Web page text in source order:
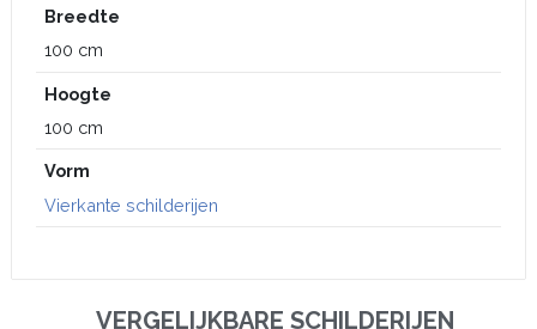
Breedte
100 cm
Hoogte
100 cm
Vorm
Vierkante schilderijen
VERGELIJKBARE SCHILDERIJEN